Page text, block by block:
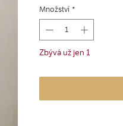
Množství *
Zbývá už jen 1